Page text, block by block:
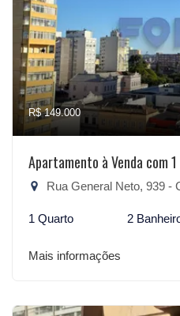
R$ 149.000
Apartamento à Venda com
Rua General Neto, 939 -
1 Quarto 2
Mais informações